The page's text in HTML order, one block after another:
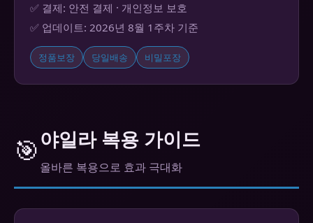
✅ 결제: 안전 결제 · 개인정보 보호
✅ 업데이트: 2026년 8월 1주차 기준
정품보장 당일배송 비밀포장
🎯야일라 복용 가이드
올바른 복용으로 효과 극대화